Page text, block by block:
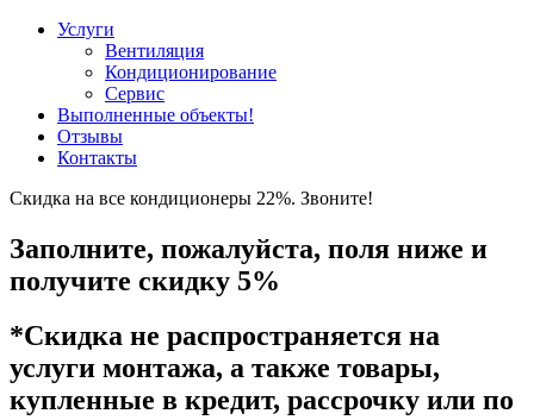
Услуги
Вентиляция
Кондиционирование
Сервис
Выполненные объекты!
Отзывы
Контакты
Скидка на все кондиционеры 22%. Звоните!
Заполните, пожалуйста, поля ниже и
получите скидку 5%
*Скидка не распространяется на
услуги монтажа, а также товары,
купленные в кредит, рассрочку или по